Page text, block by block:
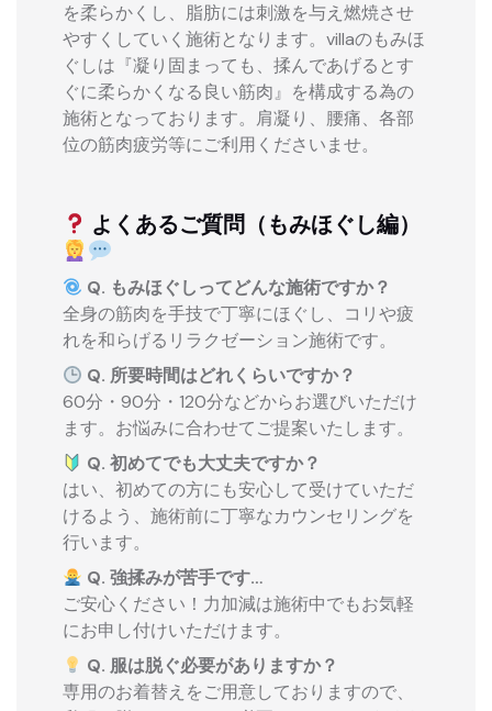
を柔らかくし、脂肪には刺激を与え燃焼させ
やすくしていく施術となります。villaのもみほ
ぐしは『凝り固まっても、揉んであげるとす
ぐに柔らかくなる良い筋肉』を構成する為の
施術となっております。肩凝り、腰痛、各部
位の筋肉疲労等にご利用くださいませ。
よくあるご質問（もみほぐし編）
Q. もみほぐしってどんな施術ですか？
全身の筋肉を手技で丁寧にほぐし、コリや疲
れを和らげるリラクゼーション施術です。
Q. 所要時間はどれくらいですか？
60分・90分・120分などからお選びいただけ
ます。お悩みに合わせてご提案いたします。
Q. 初めてでも大丈夫ですか？
はい、初めての方にも安心して受けていただ
けるよう、施術前に丁寧なカウンセリングを
行います。
Q. 強揉みが苦手です…
ご安心ください！力加減は施術中でもお気軽
にお申し付けいただけます。
Q. 服は脱ぐ必要がありますか？
専用のお着替えをご用意しておりますので、